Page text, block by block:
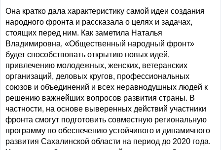
Она кратко дала характеристику самой идеи создания
народного фронта и рассказала о целях и задачах,
стоящих перед ним. Как заметила Наталья
Владимировна, «Общественный народный фронт»
будет способствовать открытию новых идей,
привлечению молодежных, женских, ветеранских
организаций, деловых кругов, профессиональных
союзов и объединений и всех неравнодушных людей к
решению важнейших вопросов развития страны. В
частности, на основе выверенных действий участники
фронта смогут подготовить совместную региональную
программу по обеспечению устойчивого и динамичного
развития Сахалинской области на период до 2020 года.